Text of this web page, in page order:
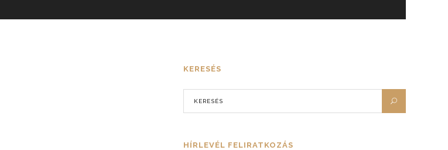
KERESÉS
HÍRLEVÉL FELIRATKOZÁS